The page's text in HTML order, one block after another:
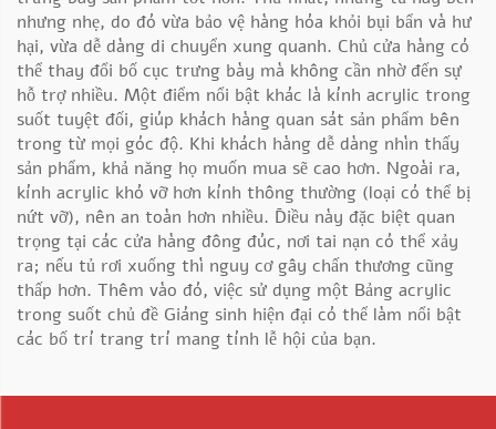
nhưng nhẹ, do đó vừa bảo vệ hàng hóa khỏi bụi bẩn và hư
hại, vừa dễ dàng di chuyển xung quanh. Chủ cửa hàng có
thể thay đổi bố cục trưng bày mà không cần nhờ đến sự
hỗ trợ nhiều. Một điểm nổi bật khác là kính acrylic trong
suốt tuyệt đối, giúp khách hàng quan sát sản phẩm bên
trong từ mọi góc độ. Khi khách hàng dễ dàng nhìn thấy
sản phẩm, khả năng họ muốn mua sẽ cao hơn. Ngoài ra,
kính acrylic khó vỡ hơn kính thông thường (loại có thể bị
nứt vỡ), nên an toàn hơn nhiều. Điều này đặc biệt quan
trọng tại các cửa hàng đông đúc, nơi tai nạn có thể xảy
ra; nếu tủ rơi xuống thì nguy cơ gây chấn thương cũng
thấp hơn. Thêm vào đó, việc sử dụng một Bảng acrylic
trong suốt chủ đề Giáng sinh hiện đại có thể làm nổi bật
các bố trí trang trí mang tính lễ hội của bạn.